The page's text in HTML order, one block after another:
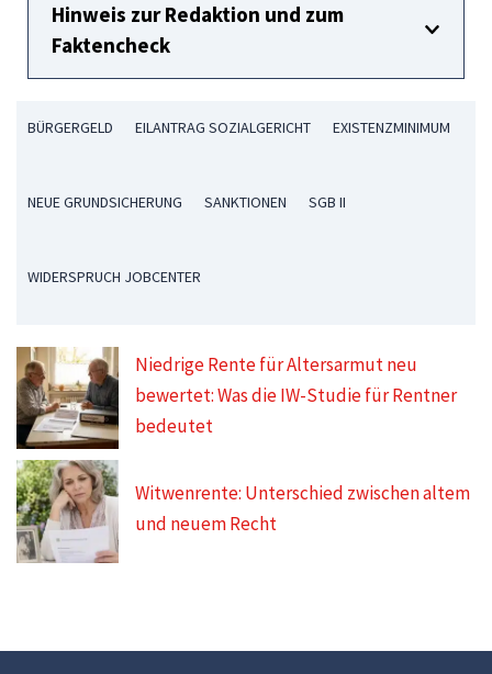
Hinweis zur Redaktion und zum
Faktencheck
BÜRGERGELD EILANTRAG SOZIALGERICHT EXISTENZMINIMUM
NEUE GRUNDSICHERUNG SANKTIONEN SGB II
WIDERSPRUCH JOBCENTER
Niedrige Rente für Altersarmut neu
bewertet: Was die IW-Studie für Rentner
bedeutet
Witwenrente: Unterschied zwischen altem
und neuem Recht